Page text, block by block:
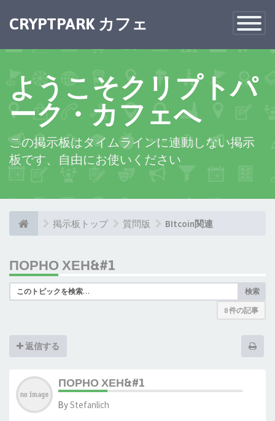
Toggle
CRYPTPARK カフェ ×
ようこそクリプトパ
ーク・カフェへ
この掲示板はタイムラインに連動しない掲示
板です、自由にお使いください
掲示板トップ 質問版 BItcoin関連
ПОРНО ХЕН&#1
検索
8 件の記事
返信する
ПОРНО ХЕН&#1
ByStefanlich